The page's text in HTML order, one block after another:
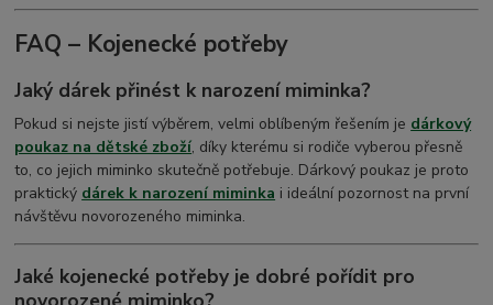
FAQ – Kojenecké potřeby
Jaký dárek přinést k narození miminka?
Pokud si nejste jistí výběrem, velmi oblíbeným řešením je dárkový
poukaz na dětské zboží, díky kterému si rodiče vyberou přesně
to, co jejich miminko skutečně potřebuje. Dárkový poukaz je proto
praktický dárek k narození miminka i ideální pozornost na první
návštěvu novorozeného miminka.
Jaké kojenecké potřeby je dobré pořídit pro